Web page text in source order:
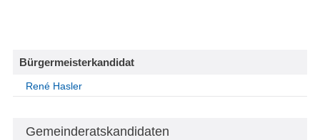
Bürgermeisterkandidat
René Hasler
Gemeinderatskandidaten